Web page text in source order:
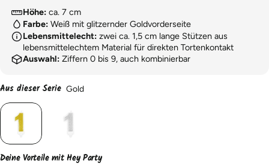
Höhe: ca. 7 cm
Farbe: Weiß mit glitzernder Goldvorderseite
Lebensmittelecht: zwei ca. 1,5 cm lange Stützen aus
lebensmittelechtem Material für direkten Tortenkontakt
Auswahl: Ziffern 0 bis 9, auch kombinierbar
Aus dieser Serie Gold
Deine Vorteile mit Hey Party